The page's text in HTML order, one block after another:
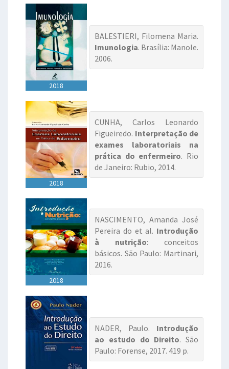
2018
BALESTIERI, Filomena Maria.
Imunologia. Brasília: Manole.
2006.
2018
CUNHA, Carlos Leonardo
Figueiredo. Interpretação de
exames laboratoriais na
prática do enfermeiro. Rio
de Janeiro: Rubio, 2014.
2018
NASCIMENTO, Amanda José
Pereira do et al. Introdução
à nutrição: conceitos
básicos. São Paulo: Martinari,
2016.
NADER, Paulo. Introdução
ao estudo do Direito. São
Paulo: Forense, 2017. 419 p.